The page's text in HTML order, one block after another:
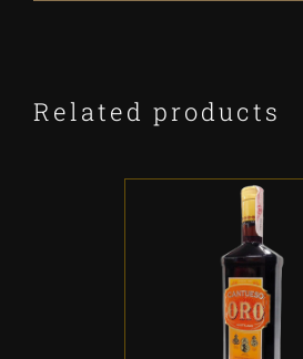
Related products
ADD TO CART /